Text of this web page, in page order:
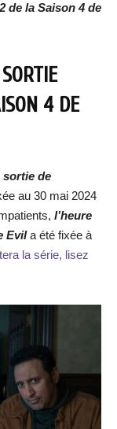
de la Saison 4 de
4 DE
sortie de
au 30 mai 2024
l’heure
Evila été fixée à
la série, lisez